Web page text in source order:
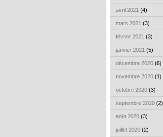
avril 2021 (4)
mars 2021 (3)
février 2021 (3)
janvier 2021 (5)
décembre 2020 (6)
novembre 2020 (1)
octobre 2020 (3)
septembre 2020 (2)
août 2020 (3)
juillet 2020 (2)